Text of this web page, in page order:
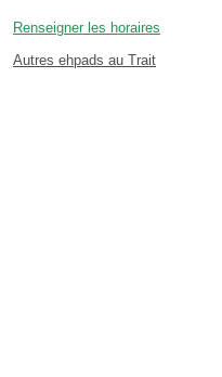
Renseigner les horaires
Autres ehpads au Trait